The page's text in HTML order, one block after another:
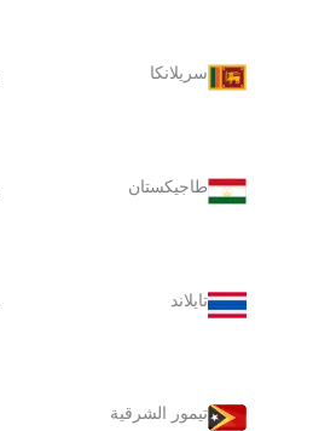
سريلانكا
طاجيكستان
تايلاند
تيمور الشرقية